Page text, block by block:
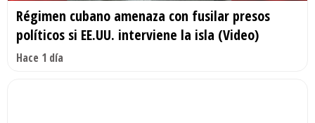
Régimen cubano amenaza con fusilar presos
políticos si EE.UU. interviene la isla (Video)
Hace 1 día